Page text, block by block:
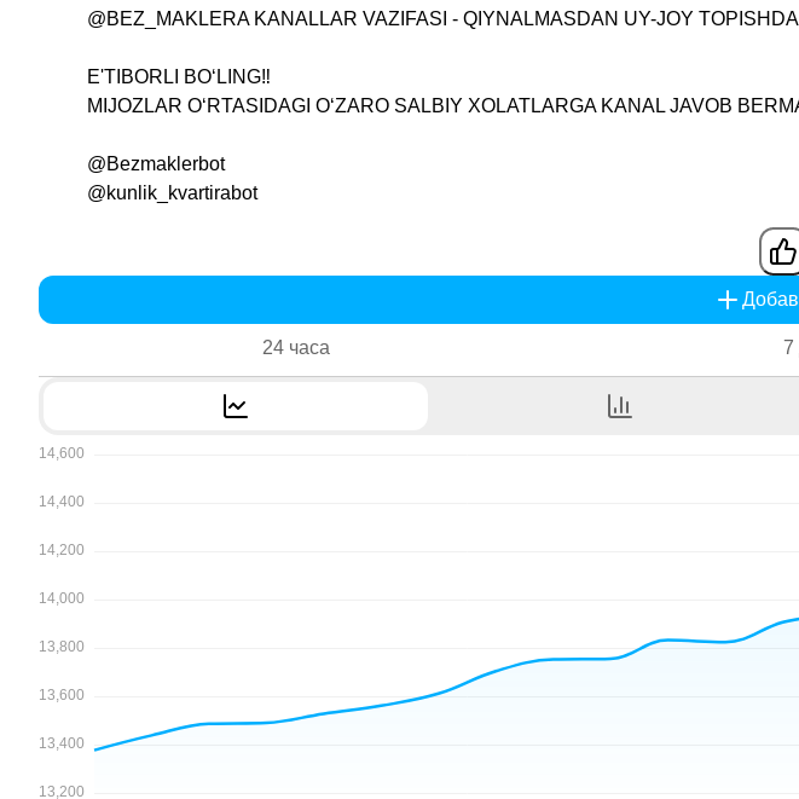
@BEZ_MAKLERAKANALLAR VAZIFASI - QIYNALMASDAN UY-JOY
E'TIBORLI BOʻLING‼️
MIJOZLAR OʻRTASIDAGI OʻZARO SALBIY XOLATLARGA KANAL JAVOB
@Bezmaklerbot
@kunlik_kvartirabot
24 часа 7